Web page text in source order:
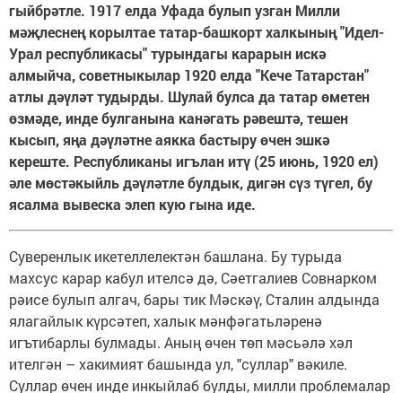
гыйбрәтле. 1917 елда Уфада булып узган Милли
мәҗлеснең корылтае татар-башкорт халкының "Идел-
Урал республикасы" турындагы карарын искә
алмыйча, советныкылар 1920 елда "Кече Татарстан"
атлы дәүләт тудырды. Шулай булса да татар өметен
өзмәде, инде булганына канәгать рәвештә, тешен
кысып, яңа дәүләтне аякка бастыру өчен эшкә
кереште. Республиканы игълан итү (25 июнь, 1920 ел)
әле мөстәкыйль дәүләтле булдык, дигән сүз түгел, бу
ясалма вывеска элеп кую гына иде.
Суверенлык икетеллелектән башлана. Бу турыда
махсус карар кабул ителсә дә, Сәетгалиев Совнарком
рәисе булып алгач, бары тик Мәскәү, Сталин алдында
ялагайлык күрсәтеп, халык мәнфәгатьләренә
игътибарлы булмады. Аның өчен төп мәсьәлә хәл
ителгән – хакимият башында ул, "суллар" вәкиле.
Суллар өчен инде инкыйлаб булды, милли проблемалар